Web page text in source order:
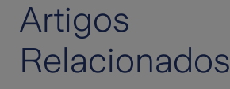
Artigos
Relacionados